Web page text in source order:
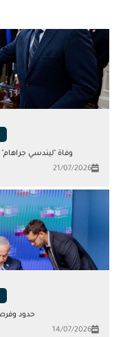
وفاة "ليندسي
21/07/2026
حدود
14/07/2026